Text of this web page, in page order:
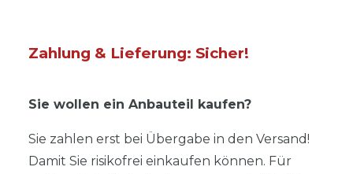
Zahlung & Lieferung: Sicher!
Sie wollen ein Anbauteil kaufen?
Sie zahlen erst bei Übergabe in den Versand!
Damit Sie risikofrei einkaufen können. Für